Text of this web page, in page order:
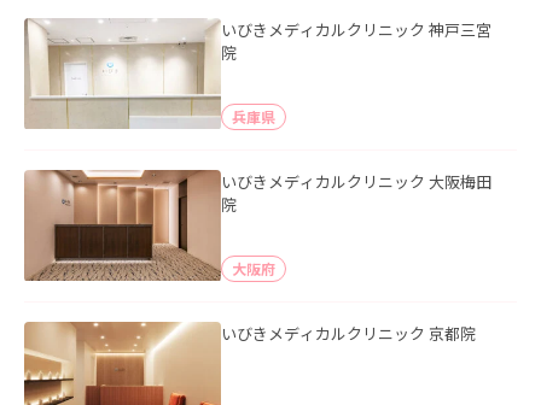
いびきメディカルクリニック 神戸三宮
院
兵庫県
いびきメディカルクリニック 大阪梅田
院
大阪府
いびきメディカルクリニック 京都院